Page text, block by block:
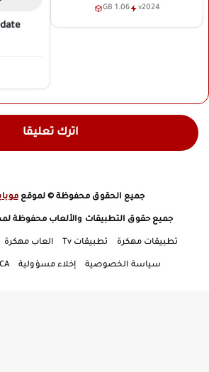
v2024
1.06 GB
اترك تعليقا
جميع الحقوق محفوظة © لموقع
جميع حقوق التطبيقات والألعاب محفوظة
تطبيقات مهكرة تطبيقات Tv العاب مهكرة
سياسة الخصوصية إخلاء مسؤولية